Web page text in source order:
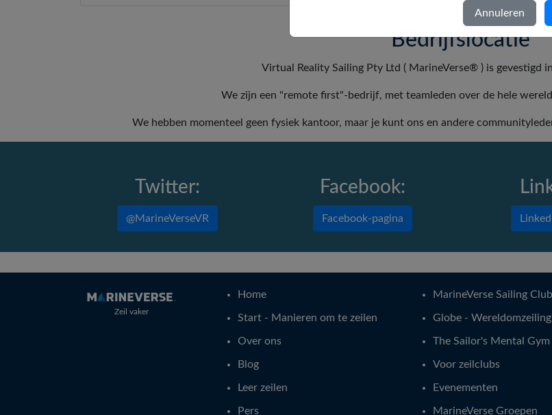
Bedrijfslocatie
Virtual Reality Sailing Pty Ltd ( MarineVerse® ) is gevestigd
We zijn een "remote first"-bedrijf, met teamleden over de hele
We hebben momenteel geen fysiek kantoor, maar je kunt ons en andere
Twitter:
@MarineVerseVR
Facebook:
Facebook-pagina
Zeil vaker
Home
Start - Manieren om te zeilen
Over ons
Blog
Leer zeilen
Pers
MarineVerse Sailing
Globe - Wereldomzeiling
The Sailor's Mental Gym
Voor zeilclubs
Evenementen
MarineVerse Groepen
Annuleren